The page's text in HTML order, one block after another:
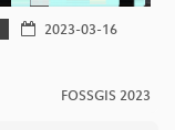
2023-03-16
FOSSGIS 2023